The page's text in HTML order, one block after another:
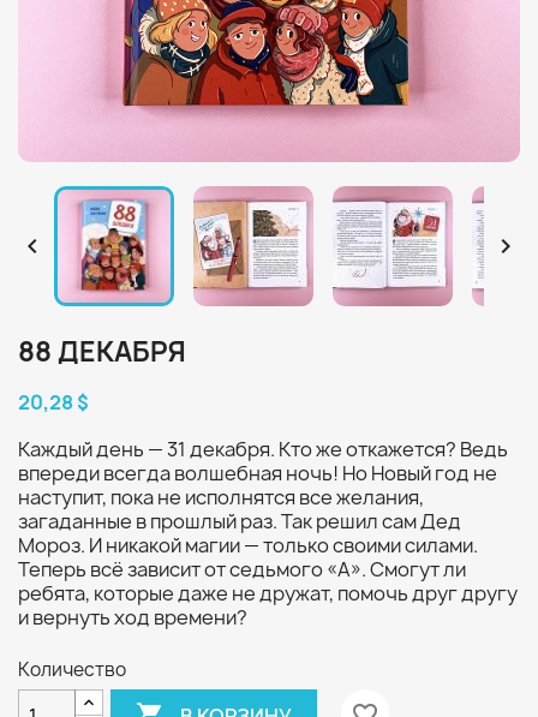
 
88 ДЕКАБРЯ
20,28 $
Каждый день — 31 декабря. Кто же откажется? Ведь
впереди всегда волшебная ночь! Но Новый год не
наступит, пока не исполнятся все желания,
загаданные в прошлый раз. Так решил сам Дед
Мороз. И никакой магии — только своими силами.
Теперь всё зависит от седьмого «А». Смогут ли
ребята, которые даже не дружат, помочь друг другу
и вернуть ход времени?
Количество